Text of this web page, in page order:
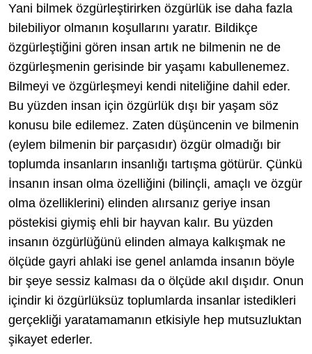
Yani bilmek özgürleştirirken özgürlük ise daha fazla
bilebiliyor olmanın koşullarını yaratır. Bildikçe
özgürleştiğini gören insan artık ne bilmenin ne de
özgürleşmenin gerisinde bir yaşamı kabullenemez.
Bilmeyi ve özgürleşmeyi kendi niteliğine dahil eder.
Bu yüzden insan için özgürlük dışı bir yaşam söz
konusu bile edilemez. Zaten düşüncenin ve bilmenin
(eylem bilmenin bir parçasıdır) özgür olmadığı bir
toplumda insanların insanlığı tartışma götürür. Çünkü
İnsanın insan olma özelliğini (bilinçli, amaçlı ve özgür
olma özelliklerini) elinden alırsanız geriye insan
pöstekisi giymiş ehli bir hayvan kalır. Bu yüzden
insanın özgürlüğünü elinden almaya kalkışmak ne
ölçüde gayri ahlaki ise genel anlamda insanın böyle
bir şeye sessiz kalması da o ölçüde akıl dışıdır. Onun
içindir ki özgürlüksüz toplumlarda insanlar istedikleri
gerçekliği yaratamamanın etkisiyle hep mutsuzluktan
şikayet ederler.